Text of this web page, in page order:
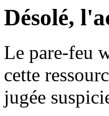
Désolé,
Le pare-feu
cette
jugée